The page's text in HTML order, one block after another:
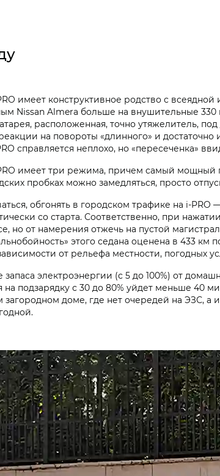
имеет конструктивное родство с
Nissan Almera больше на внушительные
расположенная, точно утяжелитель,
на повороты «длинного» и
справляется неплохо, но «пересеченка»
имеет три режима, причем самый мощный
пробках можно замедляться, просто
обгонять в городском трафике на
со старта. Соответственно, при
но от намерения отжечь на пустой
этого седана оценена в 433
от рельефа местности, погодных
электроэнергии (с 5 до 100%) от
на подзарядку с 30 до 80% уйдет меньше 40
загородном доме, где нет очередей на ЭЗС,